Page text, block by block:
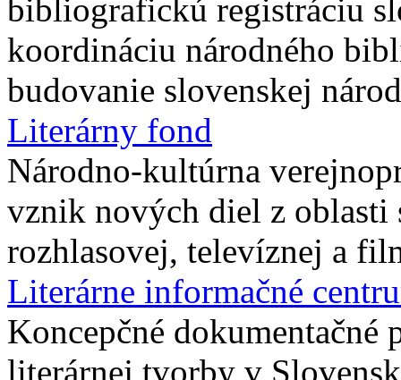
bibliografickú registráciu
koordináciu národného
budovanie slovenskej
Literárny fond
Národno-kultúrna
vznik nových diel z oblasti
rozhlasovej, televíznej a
Literárne informačné
Koncepčné
literárnej tvorby v